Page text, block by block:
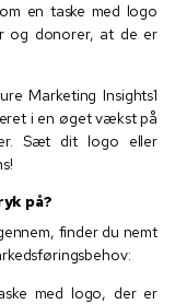
en taske med logo
og donorer, at de er
Marketing Insights1
i en øget vækst på
Sæt dit logo eller
på?
finder du nemt
med logo, der er